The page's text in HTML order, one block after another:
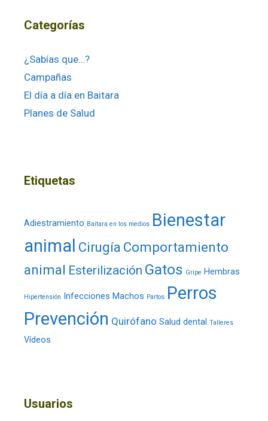
Categorías
¿Sabías que…?
Campañas
El día a día en Baitara
Planes de Salud
Etiquetas
Adiestramiento Baitara en los medios Bienestar
animal Cirugía Comportamiento
animal Esterilización Gatos Gripe Hembras
Hipertensión Infecciones Machos Partos Perros
Prevención Quirófano Salud dental Talleres
Vídeos
Usuarios